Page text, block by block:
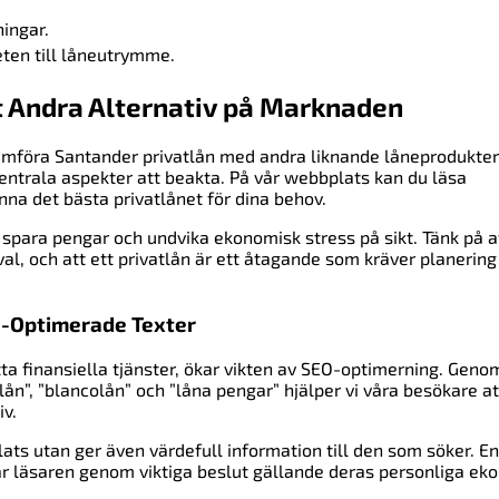
till låneutrymme.
Alternativ på Marknaden
Santander privatlån med andra liknande
aspekter att beakta. På vår webbplats kan du läsa
det bästa privatlånet för dina behov.
pengar och undvika ekonomisk stress på sikt. Tänk på
och att ett privatlån är ett åtagande som kräver planering
Optimerade Texter
tjänster, ökar vikten av SEO-optimerning.
”blancolån” och ”låna pengar” hjälper vi våra besökare
utan ger även värdefull information till den som söker. En
genom viktiga beslut gällande deras personliga